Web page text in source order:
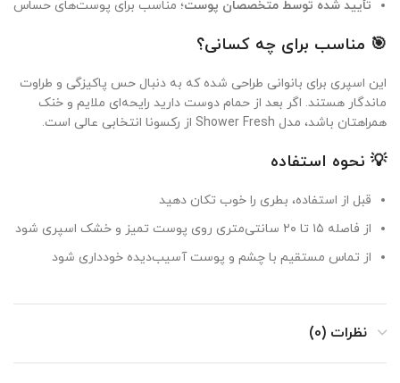
تأیید شده توسط متخصصان پوست؛ مناسب برای پوست‌های حساس
🎯 مناسب برای چه کسانی؟
این اسپری برای بانوانی طراحی شده که به دنبال حس پاکیزگی و طراوت
ماندگار هستند. اگر بعد از حمام دوست دارید رایحه‌ای ملایم و خنک
همراهتان باشد، مدل Shower Fresh از رکسونا انتخابی عالی است.
💡 نحوه استفاده
قبل از استفاده، بطری را خوب تکان دهید
از فاصله ۱۵ تا ۲۰ سانتی‌متری روی پوست تمیز و خشک اسپری شود
از تماس مستقیم با چشم و پوست آسیب‌دیده خودداری شود
نظرات (0)